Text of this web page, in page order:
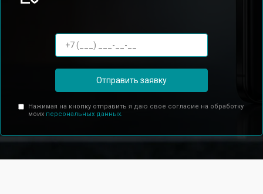
Отправить заявку
Нажимая на кнопку отправить я даю свое согласие на обработку
моих персональных данных.